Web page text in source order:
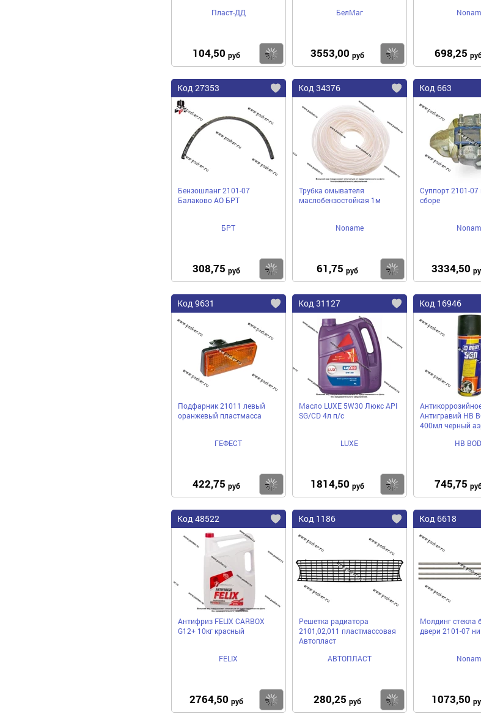
Пласт-ДД
104,50 руб Купить
БелМаг
3553,00 руб Купить698,25
Код 27353
Бензошланг 2101-07
Балаково АО БРТ
БРТ
308,75 руб Купить
Код 34376
Трубка омывателя
маслобензостойкая 1м
Noname
61,75 руб Купить
Код 663
Суппорт 2101-
сборе
3334,50
Код 9631
Подфарник 21011 левый
оранжевый пластмасса
ГЕФЕСТ
422,75 руб Купить
Код 31127
Масло LUXE 5W30 Люкс API
SG/CD 4л п/с
LUXE
1814,50 руб Купить
Код 16946
Антигравий HB
400мл черный
HB
745,75
Код 48522
Антифриз FELIX CARBOX
G12+ 10кг красный
FELIX
2764,50 руб Купить
Код 1186
Решетка радиатора
2101,02,011 пластмассовая
Автопласт
АВТОПЛАСТ
280,25 руб Купить
Код 6618
Молдинг стекла
двери 2101-07
1073,50